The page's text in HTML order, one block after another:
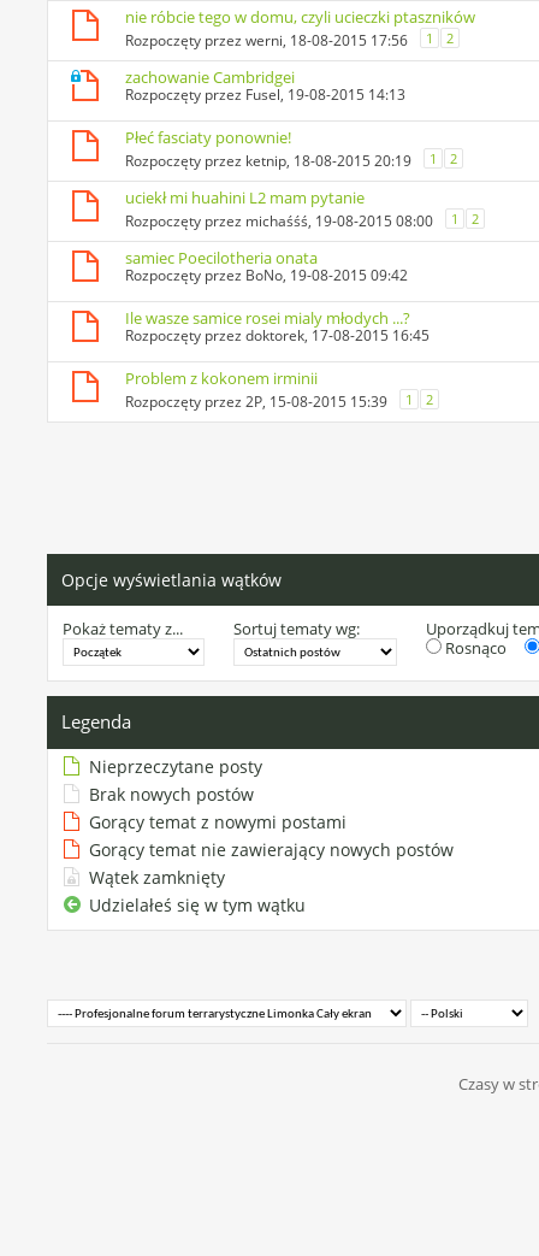
nie róbcie tego w domu, czyli ucieczki ptaszników
Rozpoczęty przezwerni, 18-08-2015 17:56 1 2
zachowanie Cambridgei
Rozpoczęty przez Fusel, 19-08-2015 14:13
Płeć fasciaty ponownie!
Rozpoczęty przez ketnip, 18-08-2015 20:19 1 2
uciekł mi huahini L2 mam pytanie
Rozpoczęty przez michaśśś, 19-08-2015 08:00 1 2
samiec Poecilotheria onata
Rozpoczęty przez BoNo, 19-08-2015 09:42
Ile wasze samice rosei mialy młodych ...?
Rozpoczęty przezdoktorek, 17-08-2015 16:45
Problem z kokonem irminii
Rozpoczęty przez2P, 15-08-2015 15:39 1 2
Opcje wyświetlania wątków
Pokaż tematy z... Sortuj tematy wg:
Uporządkuj
Rosnąco
Legenda
Nieprzeczytane posty
Brak nowych postów
Gorący temat z nowymi postami
Gorący temat nie zawierający nowych postów
Wątek zamknięty
Udzielałeś się w tym wątku
Czasy w